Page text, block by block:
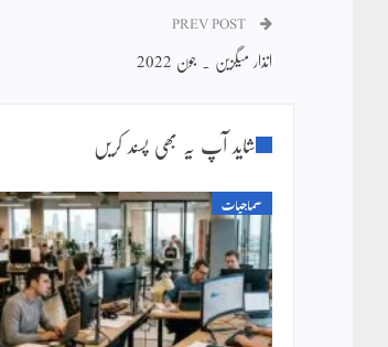
انذار میگزین ۔ جون 2022
شاید آپ یہ بھی پسند کریں
سماجیات